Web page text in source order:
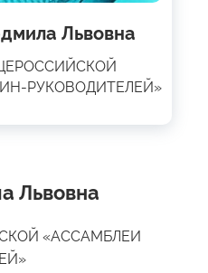
Львовна
РУКОВОДИТЕЛЕЙ»
Львовна
«АССАМБЛЕИ